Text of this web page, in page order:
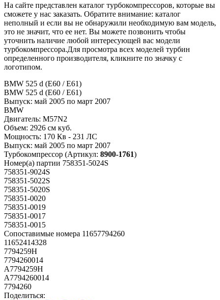
На сайте представлен каталог турбокомпрессоров, которые вы
сможете у нас заказать. Обратите внимание: каталог
неполный и если вы не обнаружили необходимую вам модель,
это не значит, что ее нет. Вы можете позвонить чтобы
уточнить наличие любой интересующей вас модели
турбокомпрессора.Для просмотра всех моделей турбин
определенного производителя, кликните по значку с
логотипом.
BMW 525 d (E60 / E61)
BMW 525 d (E60 / E61)
Выпуск: май 2005 по март 2007
BMW
Двигатель: M57N2
Объем: 2926 см куб.
Мощность: 170 Кв - 231 ЛС
Выпуск: май 2005 по март 2007
Турбокомпрессор (Артикул: 8900-1761)
Номер(а) партии 758351-5024S
758351-9024S
758351-5022S
758351-5020S
758351-0020
758351-0019
758351-0017
758351-0015
Сопоставимые номера 11657794260
11652414328
7794259H
7794260014
A7794259H
A7794260014
7794260
Поделиться: